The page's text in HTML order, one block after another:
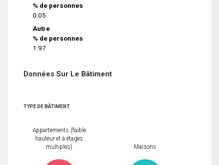
% de personnes
0.05
Autre
% de personnes
1.97
Données Sur Le Bâtiment
TYPE DE BÂTIMENT
Appartements (faible
hauteur et à étages
multiples)
Maisons